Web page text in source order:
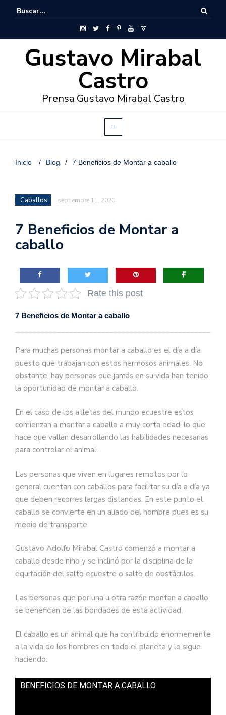
Gustavo Mirabal
Castro
Prensa Gustavo Mirabal Castro
Inicio / Blog / 7 Beneficios de Montar a caballo
Caballos septiembre 11, 2020
7 Beneficios de Montar a
caballo
Rate this post
7 Beneficios de Montar a caballo
Para muchas personas montar a caballo es el día a día
puesto que trabajan con estos hermosos animales. No
obstante, hay personas que jamás en su vida han tenido
la oportunidad de montar a caballo.
En el caso de los atletas del mundo ecuestre estos
comienzan a montar a caballo a muy corta edad, lo que
hace que vallan desarrollando las habilidades necesarias
para controlar el animal.
Las personas que viven en lugares remotos por lo
general cuentan con caballos para facilitar su día a día ya
que deben recorres largas distancias. En este punto el
caballo se convierte en un aliado del hombre pues es su
medio de transporte.
Gustavo Adolfo Mirabal Castro comenzó a montar a
caballo desde niño y se inclinó por la disciplina de la
equitación del salto ecuestre o salto de obstáculos.
Las personas que por una u otra razón montan a caballo
se benefician de las bondades de esta actividad.
El caballo es un animal que ha contribuido enormemente
a la vida de los hombres en todo el planeta y lo sigue
haciendo.
BENEFICIOS DE MONTAR A CABALLO